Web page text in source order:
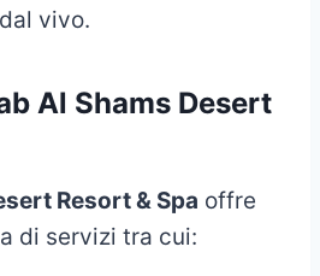
vivo.
Al Shams Desert
Resort & Spa offre
di servizi tra cui: